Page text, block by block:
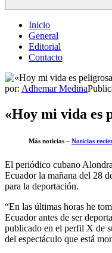
Inicio
General
Editorial
Contacto
por: Adhemar Medina
«Hoy mi vida es
Más noticias – Noticias
El periódico cubano
Ecuador la mañana del 28
para la deportación.
“En las últimas horas he
Ecuador antes de ser
publicado en el perfil X de
del espectáculo que está